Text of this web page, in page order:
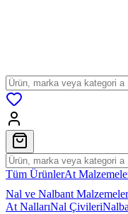
Tüm ÜrünlerAt
Nal ve Nalbant
At NallarıNal Çivileri